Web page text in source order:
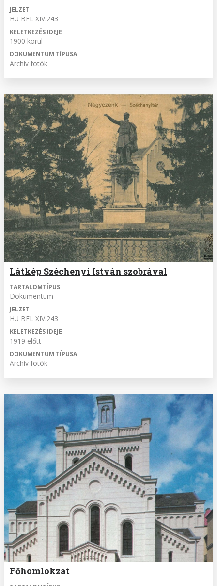
JELZET
HU BFL XIV.243
KELETKEZÉS IDEJE
1900 körül
DOKUMENTUM TÍPUSA
Archív fotók
Látkép Széchenyi István szobrával
TARTALOMTÍPUS
Dokumentum
JELZET
HU BFL XIV.243
KELETKEZÉS IDEJE
1919 előtt
DOKUMENTUM TÍPUSA
Archív fotók
Főhomlokzat